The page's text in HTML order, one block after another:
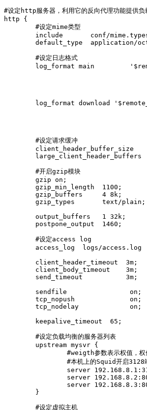
#设定http服务器，利用它的反向代理功能提供负
http {
        #设定mime类型
include       conf/
default_type  application/
        #设定日志格式
log_format main
log_format download
        #设定请求缓冲
client_header_buffer_size
large_client_header_buffers
        #开启gzip模块
        gzip on;
        gzip_min_length  1100;
        gzip_buffers     4 8k;
        gzip_types       text/plain;
        output_buffers   1 32k;
        postpone_output  1460;
        #设定access log
access_log  logs/access.log
        client_header_timeout  3m;
        client_body_timeout    3m;
        send_timeout           3m;
        sendfile                on;
        tcp_nopush              on;
        tcp_nodelay             on;
        keepalive_timeout  65;
        #设定负载均衡的服务器列表
        upstream mysvr {
#weigth参数表示权值，权
#本机上的Squid开启3128
server
server
server
        }
        #设定虚拟主机